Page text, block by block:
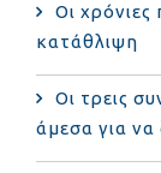
Οι
κατάθλιψη
Οι τρεις
άμεσα για να